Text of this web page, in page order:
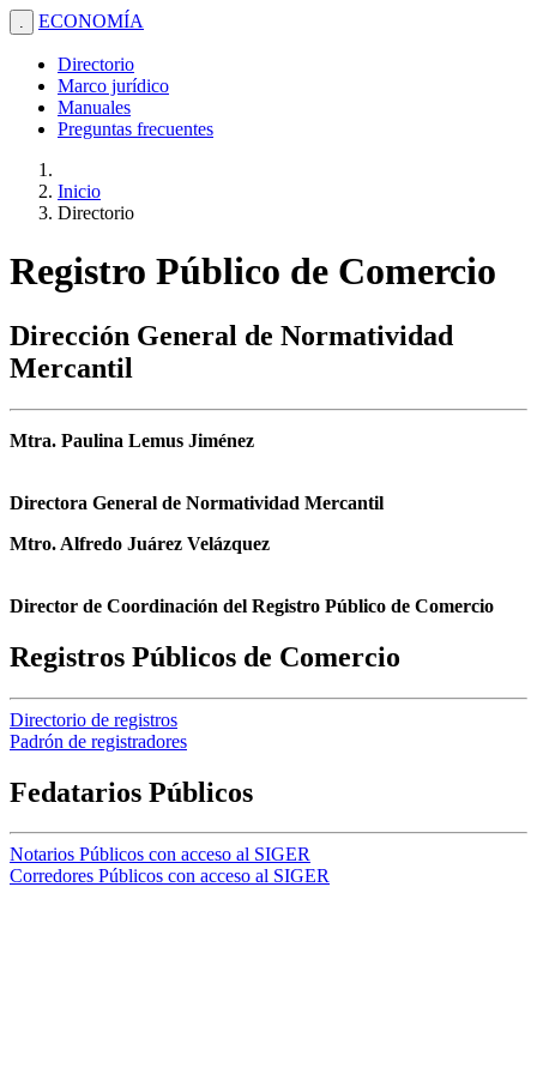
. ECONOMÍA
Directorio
Marco jurídico
Manuales
Preguntas frecuentes
Inicio
Directorio
Registro Público de Comercio
Dirección General de Normatividad
Mercantil
Mtra. Paulina Lemus Jiménez
Directora General de Normatividad Mercantil
Mtro. Alfredo Juárez Velázquez
Director de Coordinación del Registro Público de Comercio
Registros Públicos de Comercio
Directorio de registros
Padrón de registradores
Fedatarios Públicos
Notarios Públicos con acceso al SIGER
Corredores Públicos con acceso al SIGER